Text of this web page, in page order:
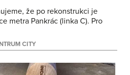
že po rekonstrukci je
metra Pankrác (linka C). Pro
CITY